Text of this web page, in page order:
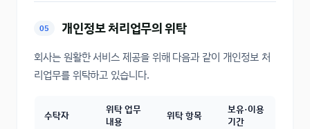
05 개인정보 처리업무의 위탁
회사는 원활한 서비스 제공을 위해 다음과 같이 개인정보 처
리업무를 위탁하고 있습니다.
수탁자
위탁 업무
내용
위탁 항목
보유·이용
기간